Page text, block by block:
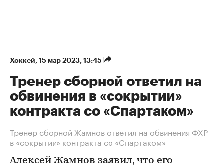
Хоккей⁠, 15 мар 2023, 13:45
Тренер сборной ответил на
обвинения в «сокрытии»
контракта со «Спартаком»
Тренер сборной Жамнов ответил на обвинения ФХР
в «сокрытии» контракта со «Спартаком»
Алексей Жамнов заявил, что его